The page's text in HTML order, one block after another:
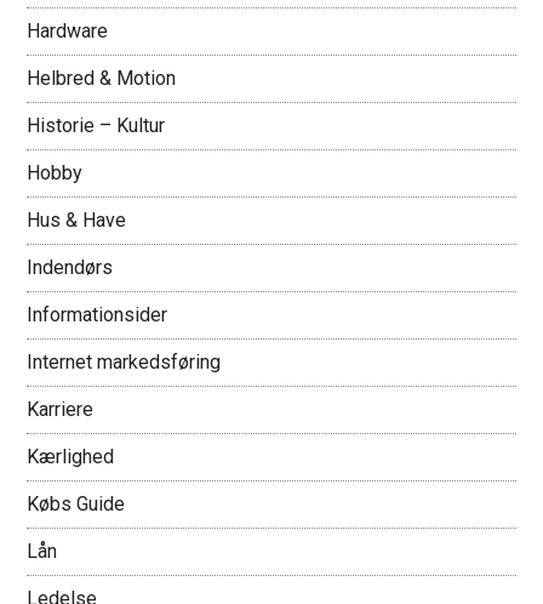
Hardware
Helbred & Motion
Historie – Kultur
Hobby
Hus & Have
Indendørs
Informationsider
Internet markedsføring
Karriere
Kærlighed
Købs Guide
Lån
Ledelse